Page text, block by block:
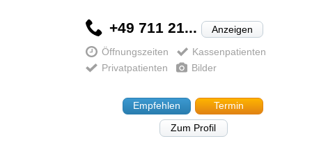
+49 711 21... Anzeigen
Öffnungszeiten
Kassenpatienten
Privatpatienten
Bilder
Empfehlen
Termin
Zum Profil